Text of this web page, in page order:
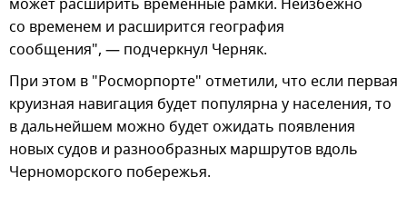
может расширить временные рамки. Неизбежно
со временем и расширится география
сообщения", — подчеркнул Черняк.
При этом в "Росморпорте" отметили, что если первая
круизная навигация будет популярна у населения, то
в дальнейшем можно будет ожидать появления
новых судов и разнообразных маршрутов вдоль
Черноморского побережья.